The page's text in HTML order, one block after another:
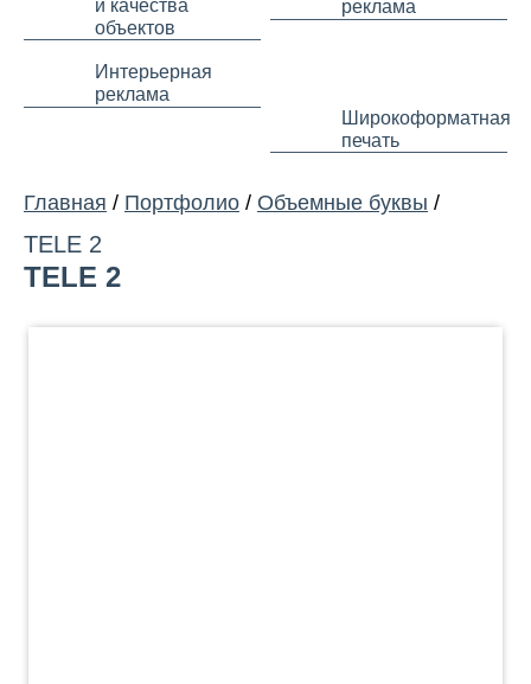
и качества
объектов
реклама
Интерьерная
реклама
Широкоформатная
печать
Главная / Портфолио / Объемные буквы /
TELE 2
TELE 2